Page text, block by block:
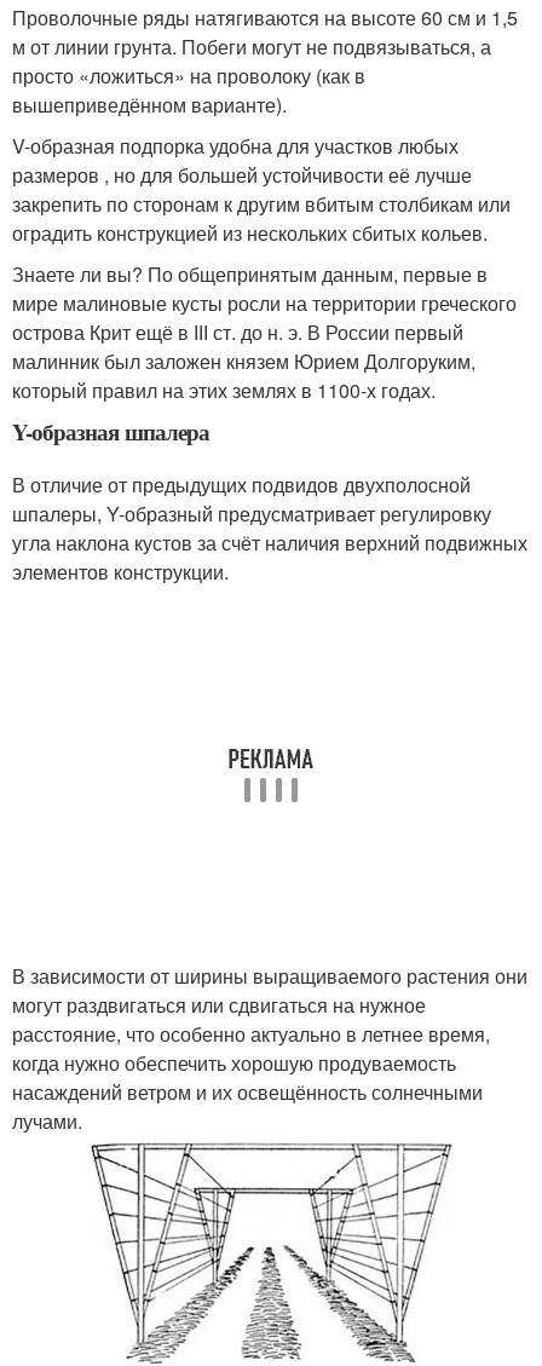
Проволочные ряды натягиваются на высоте 60 см и 1,5
м от линии грунта. Побеги могут не подвязываться, а
просто «ложиться» на проволоку (как в
вышеприведённом варианте).
V-образная подпорка удобна для участков любых
размеров , но для большей устойчивости её лучше
закрепить по сторонам к другим вбитым столбикам или
оградить конструкцией из нескольких сбитых кольев.
Знаете ли вы? По общепринятым данным, первые в
мире малиновые кусты росли на территории греческого
острова Крит ещё в ІІІ ст. до н. э. В России первый
малинник был заложен князем Юрием Долгоруким,
который правил на этих землях в 1100-х годах.
Y-образная шпалера
В отличие от предыдущих подвидов двухполосной
шпалеры, Y-образный предусматривает регулировку
угла наклона кустов за счёт наличия верхний подвижных
элементов конструкции.
В зависимости от ширины выращиваемого растения они
могут раздвигаться или сдвигаться на нужное
расстояние, что особенно актуально в летнее время,
когда нужно обеспечить хорошую продуваемость
насаждений ветром и их освещённость солнечными
лучами.